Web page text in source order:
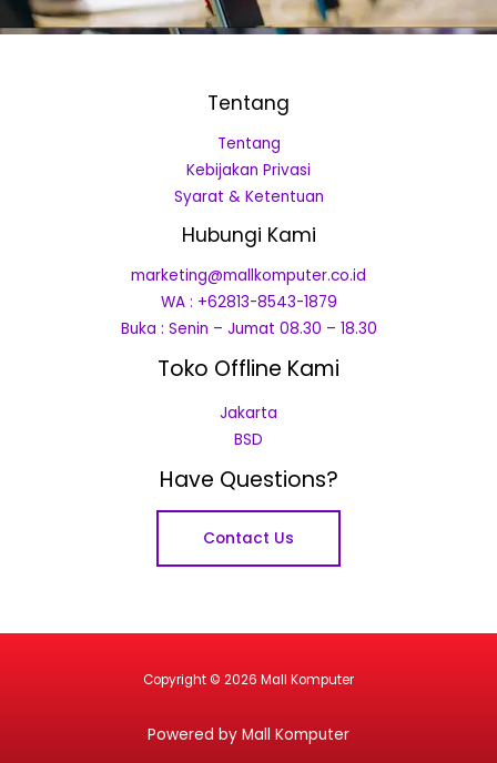
Tentang
Tentang
Kebijakan Privasi
Syarat & Ketentuan
Hubungi Kami
marketing@mallkomputer.co.id
WA : +62813-8543-1879
Buka : Senin – Jumat 08.30 – 18.30
Toko Offline Kami
Jakarta
BSD
Have Questions?
Contact Us
Copyright © 2026 Mall Komputer
Powered by Mall Komputer